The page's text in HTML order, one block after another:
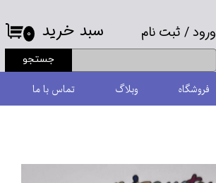
ورود/ ثبت نام
جستجو
۰ سبد خرید
فروشگاه وبلاگ تماس با ما